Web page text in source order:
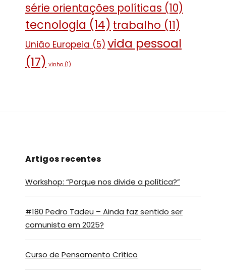
série orientações políticas (10)
tecnologia (14) trabalho (11)
União Europeia (5) vida pessoal
(17) vinho (1)
Artigos recentes
Workshop: “Porque nos divide a política?”
#180 Pedro Tadeu – Ainda faz sentido ser
comunista em 2025?
Curso de Pensamento Crítico